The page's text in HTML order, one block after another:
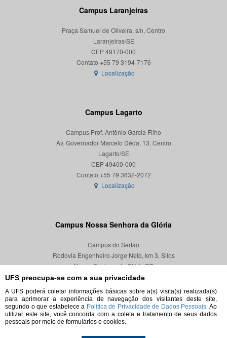
UFS preocupa-se com a sua privacidade
A UFS poderá coletar informações básicas sobre a(s) visita(s) realizada(s)
para aprimorar a experiência de navegação dos visitantes deste site,
segundo o que estabelece a Política de Privacidade de Dados Pessoais. Ao
utilizar este site, você concorda com a coleta e tratamento de seus dados
pessoais por meio de formulários e cookies.
Campus Laranjeiras
Praça Samuel de Oliveira, s/n, Centro
Laranjeiras/SE
CEP 49170-000
Localização
Campus Lagarto
Campus Prof. Antônio Garcia Filho
Av. Governador Marcelo Déda, 13, Centro
Lagarto/SE
CEP 49400-000
Localização
Campus Nossa Senhora da Glória
Campus do Sertão
Rodovia Engenheiro Jorge Neto, km 3, Silos
Nossa Senhora da Glória/SE
CEP 49680-000
Localização